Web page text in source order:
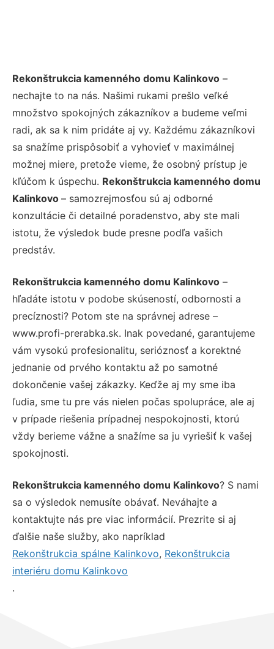
Rekonštrukcia kamenného domu Kalinkovo –
nechajte to na nás. Našimi rukami prešlo veľké
množstvo spokojných zákazníkov a budeme veľmi
radi, ak sa k nim pridáte aj vy. Každému zákazníkovi
sa snažíme prispôsobiť a vyhovieť v maximálnej
možnej miere, pretože vieme, že osobný prístup je
kľúčom k úspechu. Rekonštrukcia kamenného domu
Kalinkovo – samozrejmosťou sú aj odborné
konzultácie či detailné poradenstvo, aby ste mali
istotu, že výsledok bude presne podľa vašich
predstáv.
Rekonštrukcia kamenného domu Kalinkovo –
hľadáte istotu v podobe skúseností, odbornosti a
precíznosti? Potom ste na správnej adrese –
www.profi-prerabka.sk. Inak povedané, garantujeme
vám vysokú profesionalitu, serióznosť a korektné
jednanie od prvého kontaktu až po samotné
dokončenie vašej zákazky. Keďže aj my sme iba
ľudia, sme tu pre vás nielen počas spolupráce, ale aj
v prípade riešenia prípadnej nespokojnosti, ktorú
vždy berieme vážne a snažíme sa ju vyriešiť k vašej
spokojnosti.
Rekonštrukcia kamenného domu Kalinkovo? S nami
sa o výsledok nemusíte obávať. Neváhajte a
kontaktujte nás pre viac informácií. Prezrite si aj
ďalšie naše služby, ako napríklad
Rekonštrukcia spálne Kalinkovo, Rekonštrukcia
interiéru domu Kalinkovo
.